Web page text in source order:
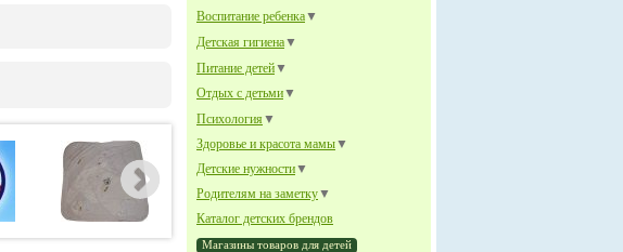
Воспитание ребенка▼
Детская гигиена▼
Питание детей▼
Отдых с детьми▼
Психология ▼
Здоровье и красота мамы▼
Детские нужности▼
Родителям на заметку▼
Каталог детских брендов
Магазины товаров для детей